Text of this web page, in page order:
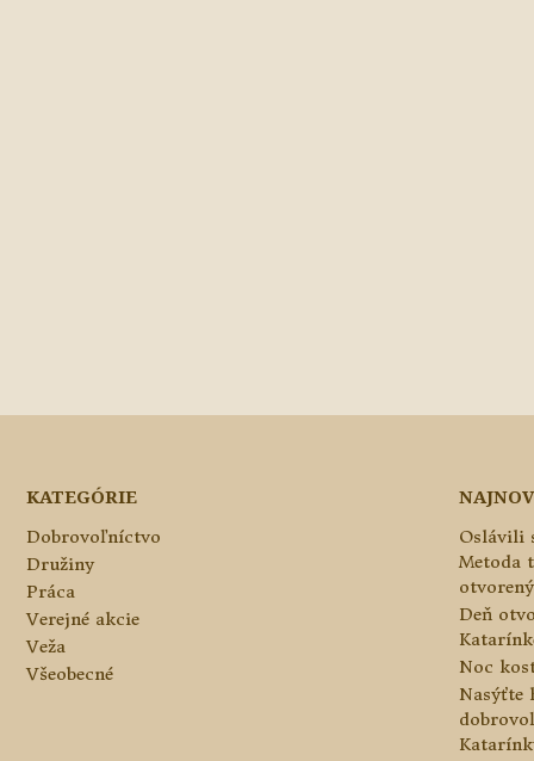
KATEGÓRIE
Dobrovoľníctvo
Družiny
Práca
Verejné akcie
Veža
Všeobecné
Oslávili
Metoda
Deň
Noc
Nasýťte